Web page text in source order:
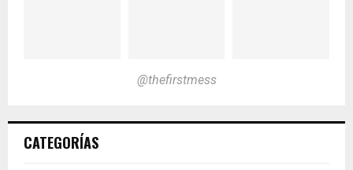
@thefirstmess
CATEGORÍAS